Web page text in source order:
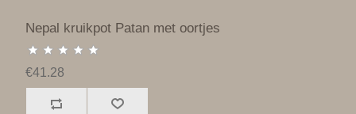
Nepal kruikpot Patan met oortjes
€41.28